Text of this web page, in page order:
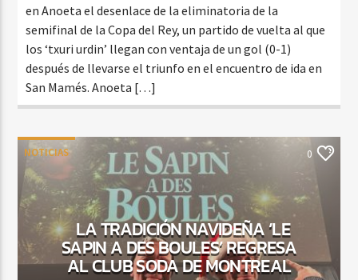
en Anoeta el desenlace de la eliminatoria de la
semifinal de la Copa del Rey, un partido de vuelta al que
los ‘txuri urdin’ llegan con ventaja de un gol (0-1)
después de llevarse el triunfo en el encuentro de ida en
San Mamés. Anoeta […]
NOTICIAS 0
LA TRADICIÓN NAVIDEÑA ‘LE
SAPIN A DES BOULES’ REGRESA
AL CLUB SODA DE MONTREAL